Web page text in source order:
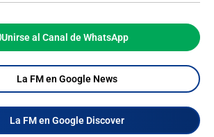
Unirse al Canal de WhatsApp
La FM en Google News
La FM en Google Discover